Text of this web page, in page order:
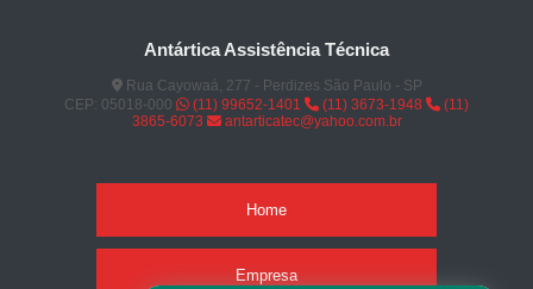
Antártica Assistência Técnica
Rua Cayowaá, 277 - Perdizes São Paulo - SP
CEP: 05018-000
(11) 99652-1401 (11) 3673-1948
(11)
3865-6073
antarticatec@yahoo.com.br
Home
Empresa